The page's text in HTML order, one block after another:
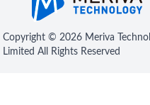
Copyright © 2026 Meriva
Limited All Rights Reserved